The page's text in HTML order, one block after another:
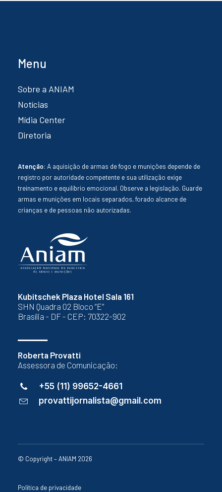
Kubitschek Plaza Hotel Sala 161
SHN Quadra 02 Bloco “E”
Brasília - DF - CEP: 70322-902
Roberta Provatti
Assessora de Comunicação:
+55 (11) 99652-4661
provattijornalista@gmail.com
Menu
Sobre a ANIAM
Notícias
Mídia Center
Diretoria
Atenção: A aquisição de armas de fogo e munições depende de
registro por autoridade competente e sua utilização exige
treinamento e equilíbrio emocional. Observe a legislação. Guarde
armas e munições em locais separados, forado alcance de
crianças e de pessoas não autorizadas.
© Copyright – ANIAM 2026
Política de privacidade